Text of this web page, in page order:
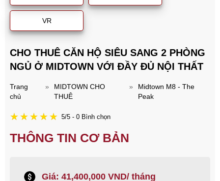
VR
CHO THUÊ CĂN HỘ SIÊU SANG 2 PHÒNG
NGỦ Ở MIDTOWN VỚI ĐẦY ĐỦ NỘI THẤT
Trang
chủ
»
MIDTOWN CHO
THUÊ
»
Midtown M8 - The
Peak
5/5 - 0 Bình chọn
THÔNG TIN CƠ BẢN
Giá: 41,400,000 VND/ tháng